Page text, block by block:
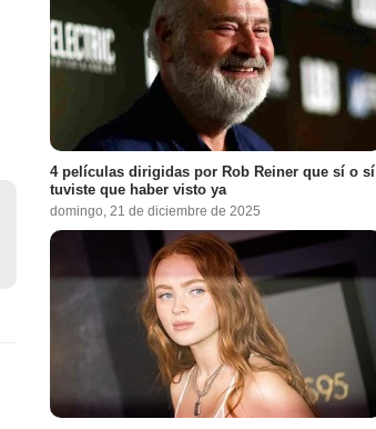
4 películas dirigidas por Rob Reiner que sí o sí
tuviste que haber visto ya
domingo, 21 de diciembre de 2025